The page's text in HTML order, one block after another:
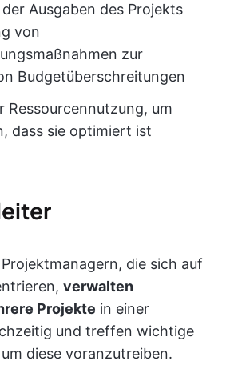
Ausgaben des Projekts
von
zur
Budgetüberschreitungen
Ressourcennutzung, um
dass sie optimiert ist
die sich auf
verwalten
Projekte in einer
und treffen wichtige
diese voranzutreiben.